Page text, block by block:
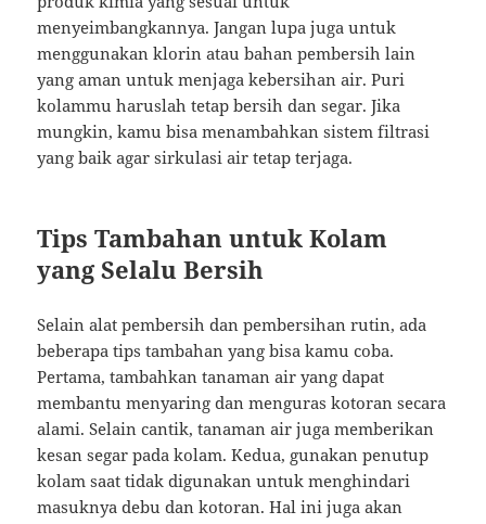
menyeimbangkannya. Jangan lupa juga untuk
menggunakan klorin atau bahan pembersih lain
yang aman untuk menjaga kebersihan air. Puri
kolammu haruslah tetap bersih dan segar. Jika
mungkin, kamu bisa menambahkan sistem filtrasi
yang baik agar sirkulasi air tetap terjaga.
Tips Tambahan untuk Kolam
yang Selalu Bersih
Selain alat pembersih dan pembersihan rutin, ada
beberapa tips tambahan yang bisa kamu coba.
Pertama, tambahkan tanaman air yang dapat
membantu menyaring dan menguras kotoran secara
alami. Selain cantik, tanaman air juga memberikan
kesan segar pada kolam. Kedua, gunakan penutup
kolam saat tidak digunakan untuk menghindari
masuknya debu dan kotoran. Hal ini juga akan